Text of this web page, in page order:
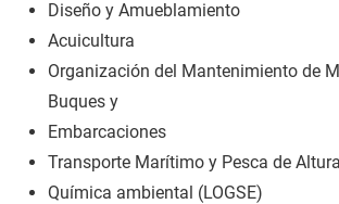
Diseño y Amueblamiento
Acuicultura
Organización del Mantenimiento de
Buques y
Embarcaciones
Transporte Marítimo y Pesca de Altura
Química ambiental (LOGSE)